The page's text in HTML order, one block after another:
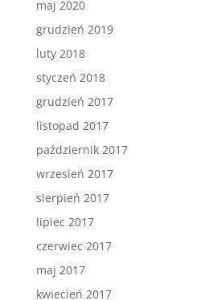
maj 2020
grudzień 2019
luty 2018
styczeń 2018
grudzień 2017
listopad 2017
październik 2017
wrzesień 2017
sierpień 2017
lipiec 2017
czerwiec 2017
maj 2017
kwiecień 2017